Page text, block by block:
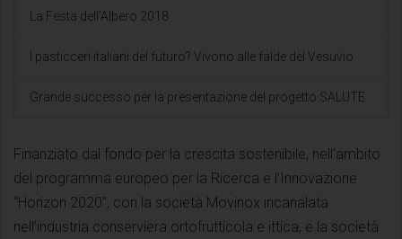
La Festa dell’Albero 2018
I pasticceri italiani del futuro? Vivono alle falde del Vesuvio
Grande successo per la presentazione del progetto SALUTE
Finanziato dal fondo per la crescita sostenibile, nell’ambito
del programma europeo per la Ricerca e l’Innovazione
“Horizon 2020”, con la società Movinox incanalata
nell’industria conserviera ortofrutticola e ittica, e la società